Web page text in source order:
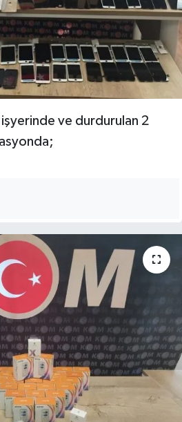
işyerinde ve durdurulan 2